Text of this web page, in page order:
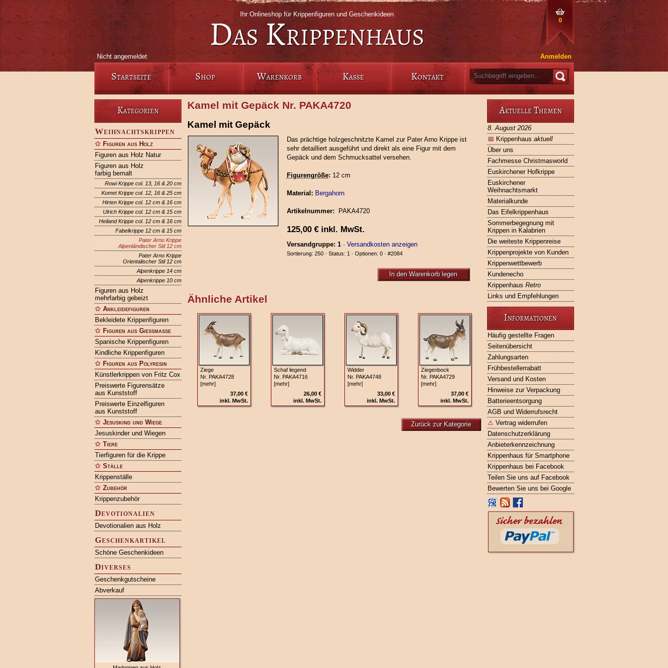
0
Ihr Onlineshop für Krippenfiguren und Geschenkideen
Das Krippenhaus
Nicht angemeldet Anmelden
Startseite Shop Warenkorb Kasse Kontakt
Kategorien
Weihnachtskrippen
Figuren aus Holz
Figuren aus Holz Natur
Figuren aus Holz
farbig bemalt
Rowi Krippe col. 13, 16 & 20 cm
Komet Krippe col. 12, 16 & 25 cm
Hirten Krippe col. 12 cm & 16 cm
Ulrich Krippe col. 12 cm & 15 cm
Heiland Krippe col. 12 cm & 16 cm
Fabelkrippe 12 cm & 15 cm
Pater Arno Krippe
Alpenländischer Stil 12 cm
Pater Arno Krippe
Orientalischer Stil 12 cm
Alpenkrippe 14 cm
Alpenkrippe 10 cm
Figuren aus Holz
mehrfarbig gebeizt
Ankleidefiguren
Bekleidete Krippenfiguren
Figuren aus Gießmasse
Spanische Krippenfiguren
Kindliche Krippenfiguren
Figuren aus Polyresin
Künstlerkrippen von Fritz Cox
Preiswerte Figurensätze
aus Kunststoff
Preiswerte Einzelfiguren
aus Kunststoff
Jesuskind und Wiege
Jesuskinder und Wiegen
Tiere
Tierfiguren für die Krippe
Ställe
Krippenställe
Zubehör
Krippenzubehör
Devotionalien
Devotionalien aus Holz
Geschenkartikel
Schöne Geschenkideen
Diverses
Geschenkgutscheine
Abverkauf
Aktuelle Themen
8. August 2026
📅 Krippenhaus aktuell
Über uns
Fachmesse Christmasworld
Euskirchener Hofkrippe
Euskirchener
Weihnachtsmarkt
Materialkunde
Das Eifelkrippenhaus
Sommerbegegnung mit
Krippen in Kalabrien
Die weiteste Krippenreise
Krippenprojekte von Kunden
Krippenwettbewerb
Kundenecho
Krippenhaus Retro
Links und Empfehlungen
Informationen
Häufig gestellte Fragen
Seitenübersicht
Zahlungsarten
Frühbestellerrabatt
Versand und Kosten
Hinweise zur Verpackung
Batterieentsorgung
AGB und Widerrufsrecht
⚠ Vertrag widerrufen
Datenschutzerklärung
Anbieterkennzeichnung
Krippenhaus für Smartphone
Krippenhaus bei Facebook
Teilen Sie uns auf Facebook
Bewerten Sie uns bei Google
Kamel mit Gepäck Nr. PAKA4720
Kamel mit Gepäck
Das prächtige holzgeschnitzte Kamel zur Pater Arno Krippe ist
sehr detailliert ausgeführt und direkt als eine Figur mit dem
Gepäck und dem Schmucksattel versehen.
Figurengröße: 12 cm
Material: Bergahorn
Artikelnummer: PAKA4720
125,00 €inkl. MwSt.
Versandgruppe: 1· Versandkosten anzeigen
Sortierung: 250 · Status: 1 · Optionen: 0 · #2084
In den Warenkorb legen
Ähnliche Artikel
Ziege
Nr. PAKA4728
[mehr]
37,00 €
inkl. MwSt.
Schaf liegend
Nr. PAKA4716
[mehr]
26,00 €
inkl. MwSt.
Widder
Nr. PAKA4748
[mehr]
33,00 €
inkl. MwSt.
Ziegenbock
Nr. PAKA4729
[mehr]
37,00 €
inkl. MwSt.
Zurück zur Kategorie